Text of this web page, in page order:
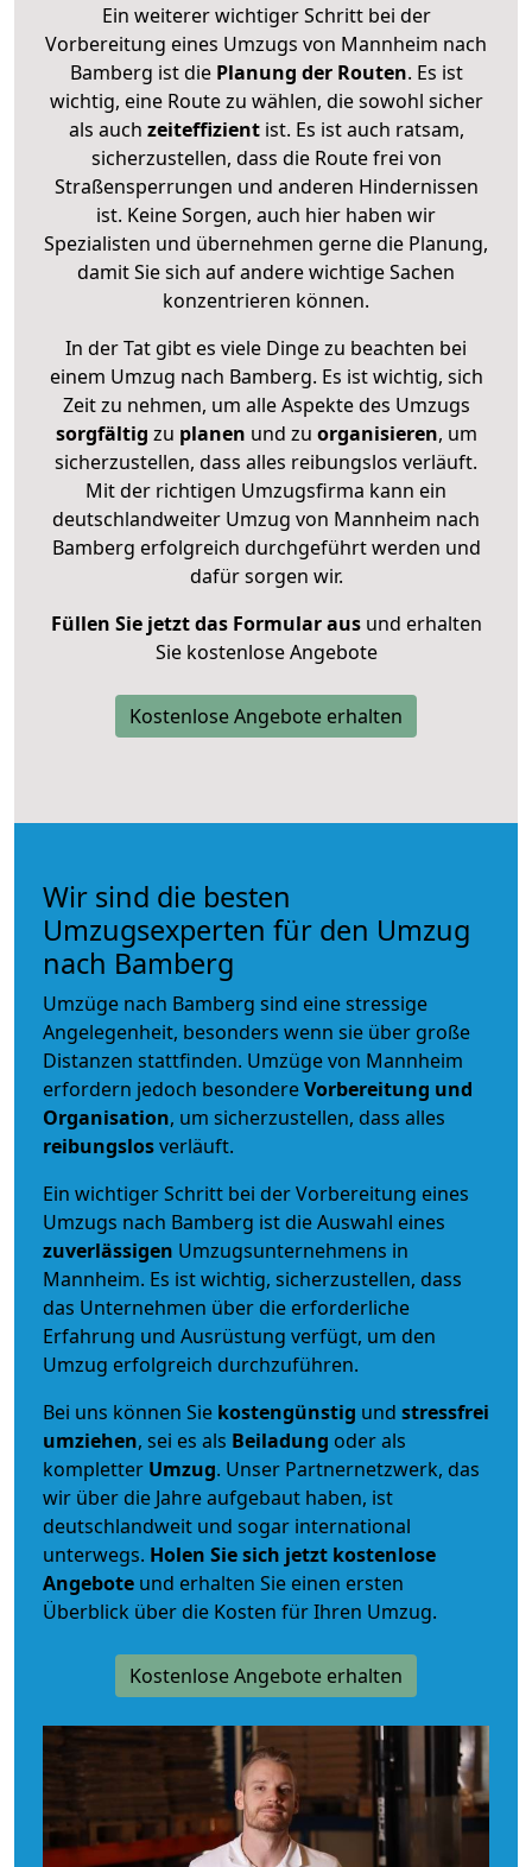
Ein weiterer wichtiger Schritt bei der
Vorbereitung eines Umzugs von Mannheim nach
Bamberg ist diePlanung der Routen. Es ist
wichtig, eine Route zu wählen, die sowohl sicher
als auch zeiteffizientist. Es ist auch ratsam,
sicherzustellen, dass die Route frei von
Straßensperrungen und anderen Hindernissen
ist. Keine Sorgen, auch hier haben wir
Spezialisten und übernehmen gerne die Planung,
damit Sie sich auf andere wichtige Sachen
konzentrieren können.
In der Tat gibt es viele Dinge zu beachten bei
einem Umzug nach Bamberg. Es ist wichtig, sich
Zeit zu nehmen, um alle Aspekte des Umzugs
sorgfältig zu planen und zu organisieren, um
sicherzustellen, dass alles reibungslos verläuft.
Mit der richtigen Umzugsfirma kann ein
deutschlandweiter Umzug von Mannheim nach
Bamberg erfolgreich durchgeführt werden und
dafür sorgen wir.
Füllen Sie jetzt das Formular ausund erhalten
Sie kostenlose Angebote
Kostenlose Angebote erhalten
Wir sind die besten
Umzugsexperten für den Umzug
nach Bamberg
Umzüge nach Bamberg sind eine stressige
Angelegenheit, besonders wenn sie über große
Distanzen stattfinden. Umzüge von Mannheim
erfordern jedoch besondereVorbereitung und
Organisation, um sicherzustellen, dass alles
reibungslosverläuft.
Ein wichtiger Schritt bei der Vorbereitung eines
Umzugs nach Bamberg ist die Auswahl eines
zuverlässigen Umzugsunternehmens in
Mannheim. Es ist wichtig, sicherzustellen, dass
das Unternehmen über die erforderliche
Erfahrung und Ausrüstung verfügt, um den
Umzug erfolgreich durchzuführen.
Bei uns können Sie kostengünstig und stressfrei
umziehen, sei es als Beiladung oder als
kompletter Umzug. Unser Partnernetzwerk, das
wir über die Jahre aufgebaut haben, ist
deutschlandweit und sogar international
unterwegs. Holen Sie sich jetzt kostenlose
Angebote und erhalten Sie einen ersten
Überblick über die Kosten für Ihren Umzug.
Kostenlose Angebote erhalten